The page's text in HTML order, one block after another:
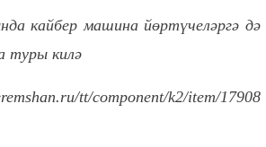
кайбер машина йөртүчеләргә дә
туры килә
tt/component/k2/item/17908